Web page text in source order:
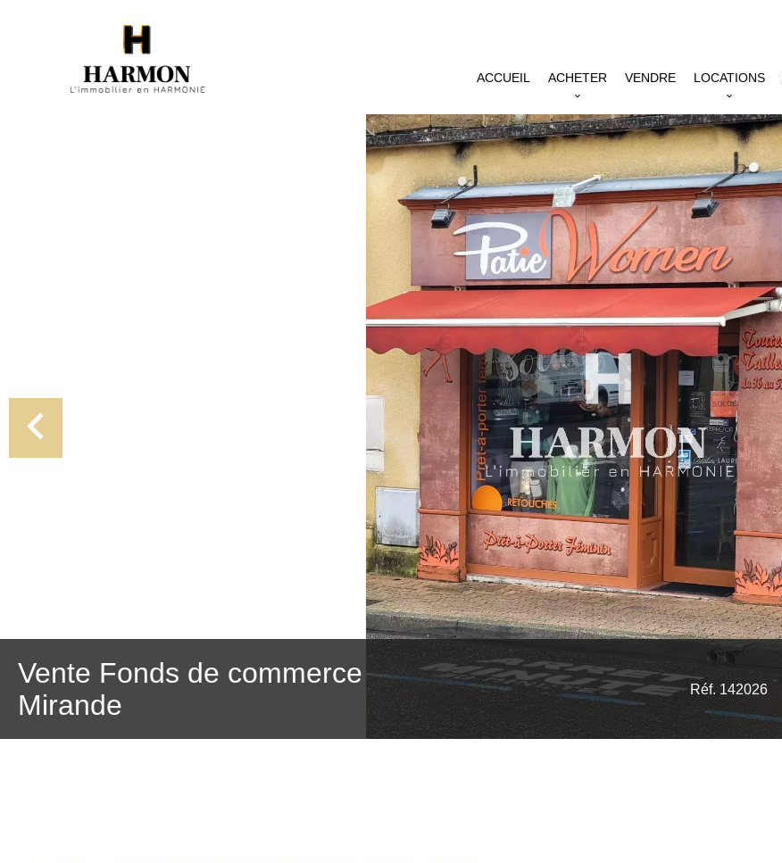
ACCUEIL ACHETER VENDRE LOCATIONS
Vente Fonds de commerce
Mirande
Réf. 142026